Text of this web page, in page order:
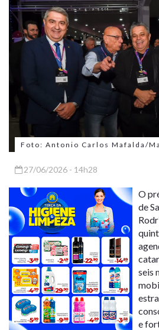
Foto: Antonio Carlos Mafalda/
27/06/2026 - 14h28
O
de
seis
e